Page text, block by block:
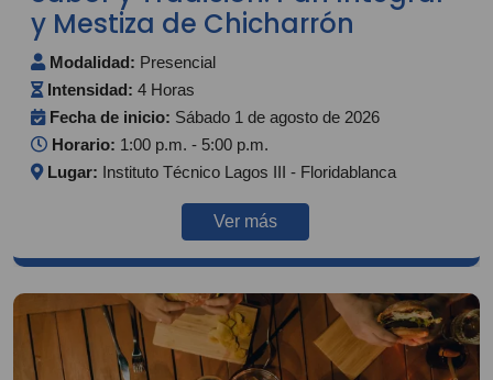
y Mestiza de Chicharrón
Modalidad: Presencial
Intensidad: 4 Horas
Fecha de inicio: Sábado 1 de agosto de 2026
Horario: 1:00 p.m. - 5:00 p.m.
Lugar: Instituto Técnico Lagos III - Floridablanca
Ver más